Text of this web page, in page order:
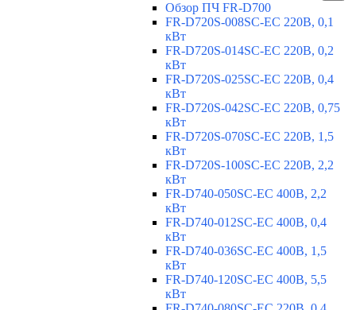
Обзор ПЧ FR-D700
FR-D720S-008SC-EC 220В, 0,1
кВт
FR-D720S-014SC-EC 220В, 0,2
кВт
FR-D720S-025SC-EC 220В, 0,4
кВт
FR-D720S-042SC-EC 220В, 0,75
кВт
FR-D720S-070SC-EC 220В, 1,5
кВт
FR-D720S-100SC-EC 220В, 2,2
кВт
FR-D740-050SC-EC 400В, 2,2
кВт
FR-D740-012SC-EC 400В, 0,4
кВт
FR-D740-036SC-EC 400В, 1,5
кВт
FR-D740-120SC-EC 400В, 5,5
кВт